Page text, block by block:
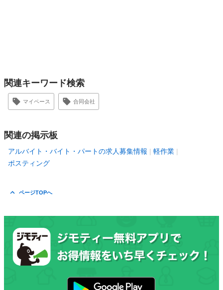
関連キーワード検索
マイペース 合同会社
関連の掲示板
アルバイト・バイト・パートの求人募集情報
軽作業
ポスティング
ページTOPへ